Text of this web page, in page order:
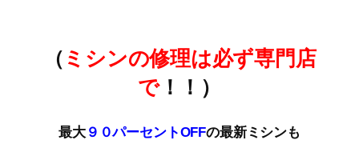
（ ミシンの修理は必ず専門店
で！！）
最大９０パーセントOFFの最新ミシンも